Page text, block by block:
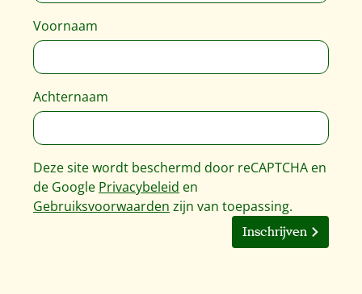
Voornaam
Achternaam
Deze site wordt beschermd door reCAPTCHA en
de Google Privacybeleid en
Gebruiksvoorwaarden zijn van toepassing.
Inschrijven